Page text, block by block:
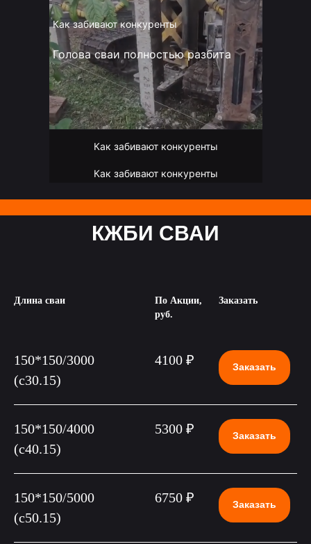
Как забивают конкуренты
Голова сваи полностью разбита
Как забивают конкуренты
Как забивают конкуренты
КЖБИ СВАИ
Длина сваи
По Акции,
руб.
Заказать
150*150/3000
(c30.15)
4100 ₽ Заказать
150*150/4000
(c40.15)
5300 ₽ Заказать
150*150/5000
(c50.15)
6750 ₽ Заказать